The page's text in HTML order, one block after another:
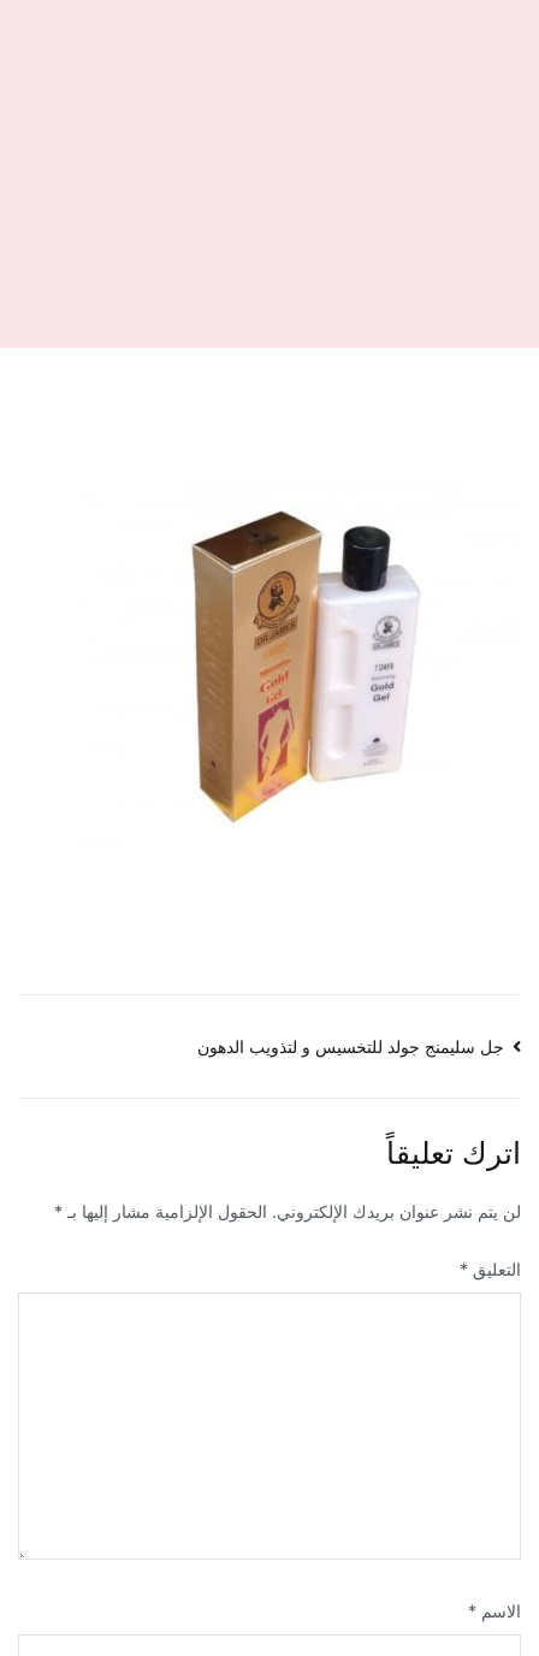
تصفّح
جل سليمنج جولد للتخسيس و لتذويب الدهون
اترك تعليقاً
لن يتم نشر عنوان بريدك الإلكتروني. الحقول الإلزامية مشار إليها بـ *
التعليق *
الاسم *